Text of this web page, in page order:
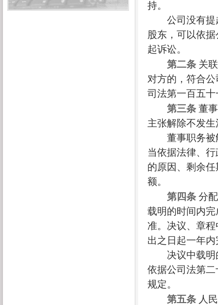
持。
公司没有提起
股东，可以依
起诉讼。
第二条 关
对方的，符合
司法第一百五
第三条 董
主张解除不发
董事职务被解
当依据法律、
的原因、剩余
额。
第四条 分
载明的时间内
准。决议、章
出之日起一年
决议中载明的
依据公司法第
规定。
第五条 人